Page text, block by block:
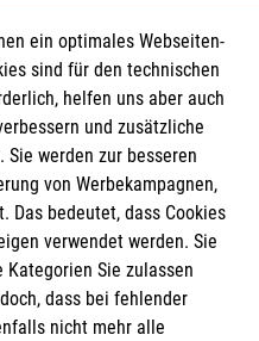
ein optimales Webseiten-
sind für den technischen
helfen uns aber auch
und zusätzliche
werden zur besseren
von Werbekampagnen,
Das bedeutet, dass Cookies
verwendet werden. Sie
Sie zulassen
dass bei fehlender
nicht mehr alle